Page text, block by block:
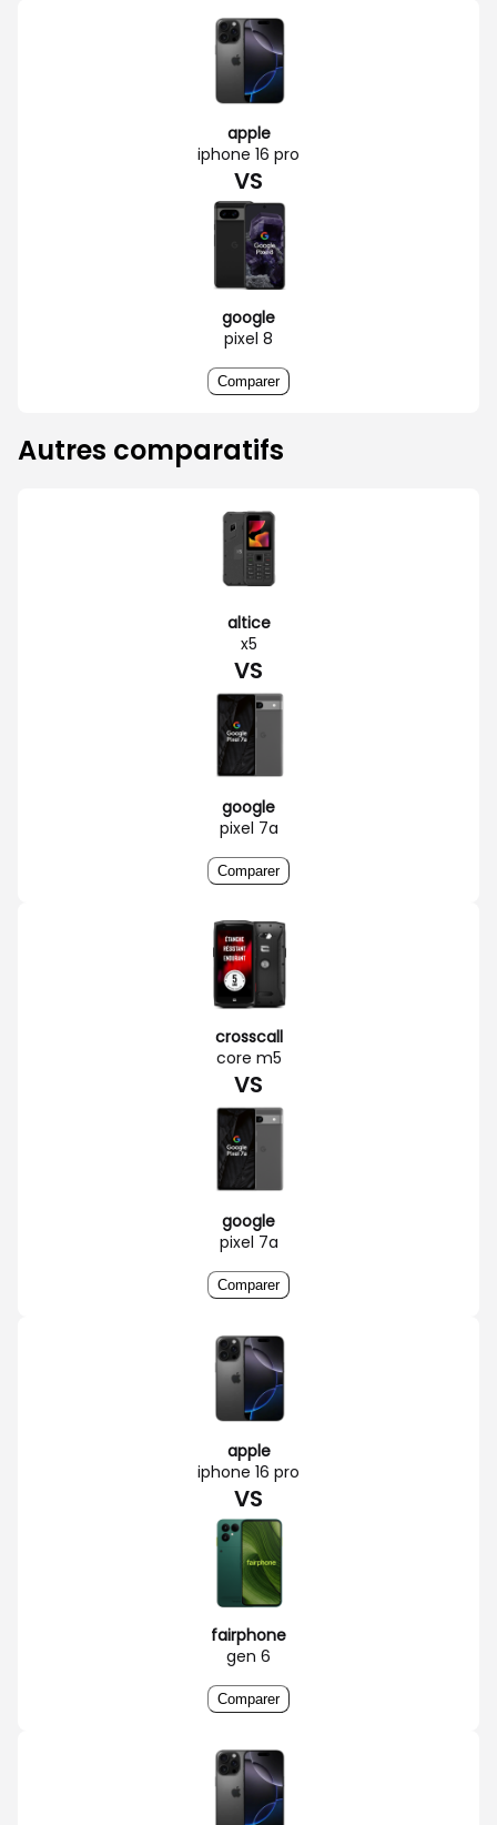
apple
iphone 16 pro
VS
google
pixel 8
Comparer
Autres comparatifs
altice
x5
VS
google
pixel 7a
Comparer
crosscall
core m5
VS
google
pixel 7a
Comparer
apple
iphone 16 pro
VS
fairphone
gen 6
Comparer